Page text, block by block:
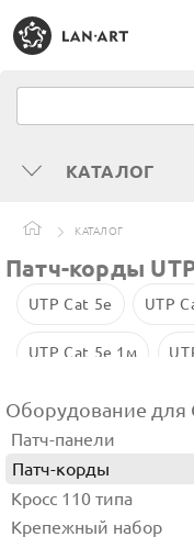
КАТАЛОГ
КАТАЛОГ
Патч-корды
UTP Cat 5e UTP
UTP Cat 5е 1м
UTP 5м
UTP Cat.5e 15м
Оборудование для
Патч-панели
Патч-корды
Кросс 110 типа
Крепежный набор